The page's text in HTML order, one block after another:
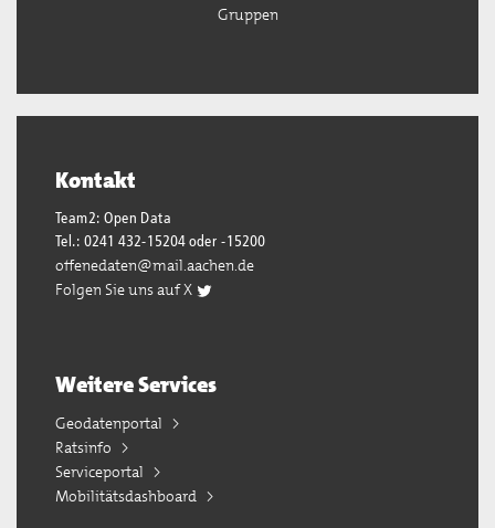
Gruppen
Kontakt
Team2: Open Data
Tel.: 0241 432-15204 oder -15200
offenedaten@mail.aachen.de
Folgen Sie uns auf X
Weitere Services
Geodatenportal
Ratsinfo
Serviceportal
Mobilitätsdashboard